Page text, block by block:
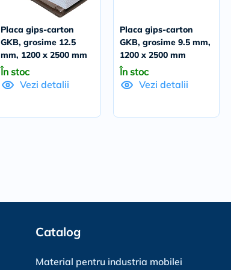
Placa gips-carton
GKB, grosime 12.5
mm, 1200 x 2500 mm
În stoc
Vezi detalii
Placa gips-carton
GKB, grosime 9.5 mm,
1200 x 2500 mm
În stoc
Vezi detalii
Catalog
Material pentru industria mobilei